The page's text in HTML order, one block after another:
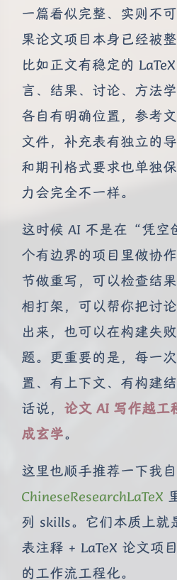
一篇看似完整、实则不
果论文项目本身已经被
比如正文有稳定的
言、结果、讨论、方法
各自有明确位置，参考
文件，补充表有独立的
和期刊格式要求也单独
力会完全不一样。
这时候 AI 不是在“凭空
个有边界的项目里做协
节做重写，可以检查结
相打架，可以帮你把讨
出来，也可以在构建失
题。更重要的是，每一
置、有上下文、有构建
话说， 论文 AI 写作越工
成玄学。
这里也顺手推荐一下我
ChineseResearchLaTeX
列 skills。它们本质上
表注释 + LaTeX 论文项
的工作流工程化。